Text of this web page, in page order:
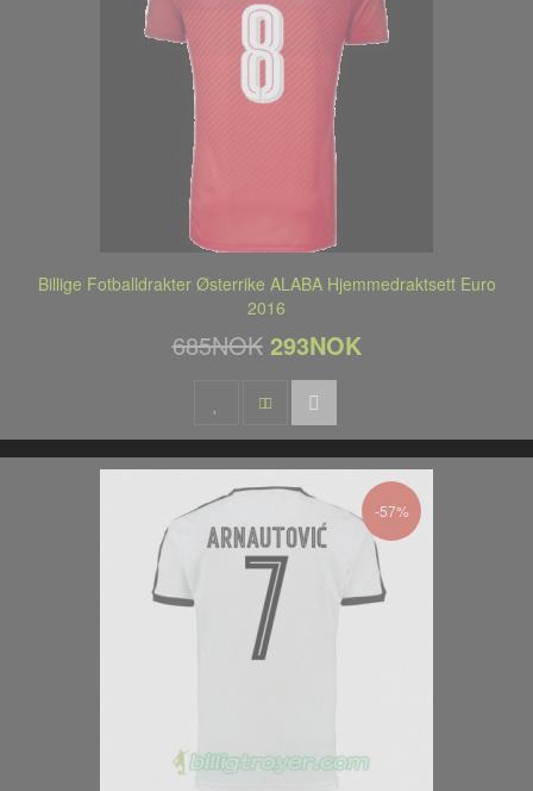
Billige Fotballdrakter Østerrike ALABA Hjemmedraktsett Euro
2016
685NOK 293NOK
-57%